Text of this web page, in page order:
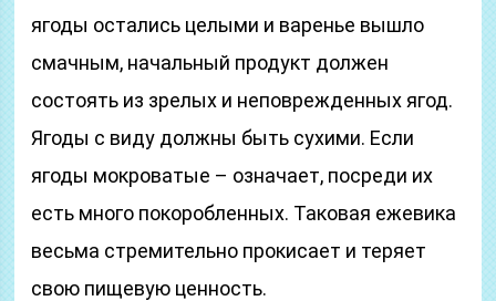
ягоды остались целыми и варенье вышло
смачным, начальный продукт должен
состоять из зрелых и неповрежденных ягод.
Ягоды с виду должны быть сухими. Если
ягоды мокроватые – означает, посреди их
есть много покоробленных. Таковая ежевика
весьма стремительно прокисает и теряет
свою пищевую ценность.